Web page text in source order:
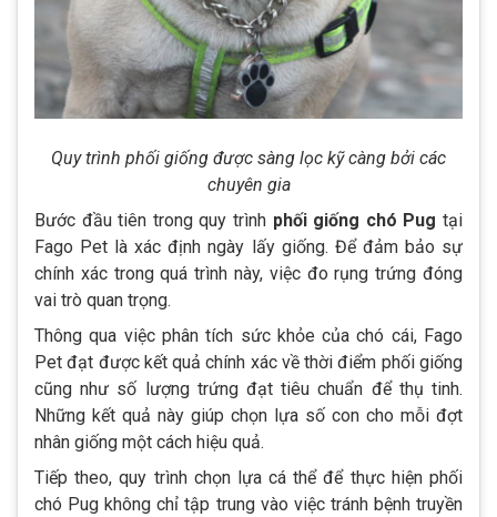
Quy trình phối giống được sàng lọc kỹ càng bởi các
chuyên gia
Bước đầu tiên trong quy trình phối giống chó Pug tại
Fago Pet là xác định ngày lấy giống. Để đảm bảo sự
chính xác trong quá trình này, việc đo rụng trứng đóng
vai trò quan trọng.
Thông qua việc phân tích sức khỏe của chó cái, Fago
Pet đạt được kết quả chính xác về thời điểm phối giống
cũng như số lượng trứng đạt tiêu chuẩn để thụ tinh.
Những kết quả này giúp chọn lựa số con cho mỗi đợt
nhân giống một cách hiệu quả.
Tiếp theo, quy trình chọn lựa cá thể để thực hiện phối
chó Pug không chỉ tập trung vào việc tránh bệnh truyền